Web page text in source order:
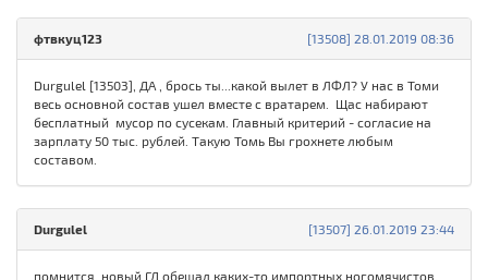
[13508] 28.01.2019 08:36
фтвкуц123
Durgulel [13503], ДА , брось ты...какой вылет в ЛФЛ? У нас в Томи
весь основной состав ушел вместе с вратарем. Щас набирают
бесплатный мусор по сусекам. Главный критерий - согласие на
зарплату 50 тыс. рублей. Такую Томь Вы грохнете любым
составом.
[13507] 26.01.2019 23:44
Durgulel
помнится, новый ГД обещал каких-то импортных ногомячистов,